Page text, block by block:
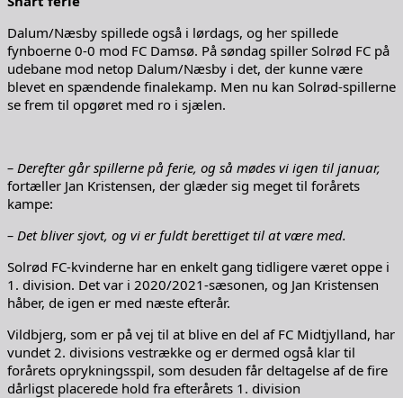
Dalum/Næsby spillede også i lørdags, og her spillede
fynboerne 0-0 mod FC Damsø. På søndag spiller Solrød FC på
udebane mod netop Dalum/Næsby i det, der kunne være
blevet en spændende finalekamp. Men nu kan Solrød-spillerne
se frem til opgøret med ro i sjælen.
– Derefter går spillerne på ferie, og så mødes vi igen til januar,
fortæller Jan Kristensen, der glæder sig meget til forårets
kampe:
– Det bliver sjovt, og vi er fuldt berettiget til at være med.
Solrød FC-kvinderne har en enkelt gang tidligere været oppe i
1. division. Det var i 2020/2021-sæsonen, og Jan Kristensen
håber, de igen er med næste efterår.
Vildbjerg, som er på vej til at blive en del af FC Midtjylland, har
vundet 2. divisions vestrække og er dermed også klar til
forårets oprykningsspil, som desuden får deltagelse af de fire
dårligst placerede hold fra efterårets 1. division